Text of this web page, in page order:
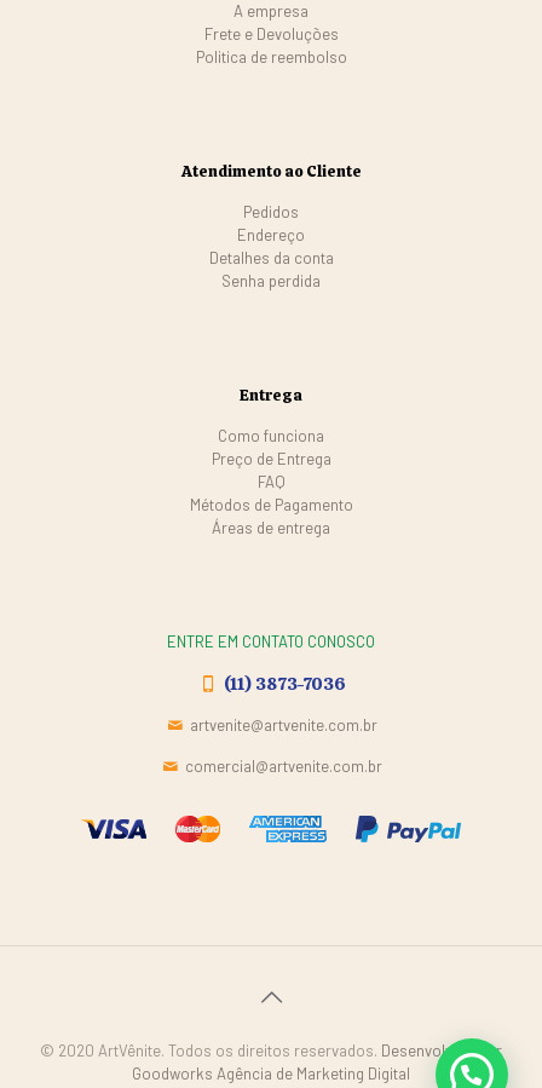
A empresa
Frete e Devoluções
Politica de reembolso
Atendimento ao Cliente
Pedidos
Endereço
Detalhes da conta
Senha perdida
Entrega
Como funciona
Preço de Entrega
FAQ
Métodos de Pagamento
Áreas de entrega
ENTRE EM CONTATO CONOSCO
(11) 3873-7036
artvenite@artvenite.com.br
comercial@artvenite.com.br
© 2020 ArtVênite. Todos os direitos reservados. Desenvolvido por
Goodworks Agência de Marketing Digital